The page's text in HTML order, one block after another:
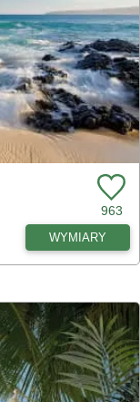
963
WYMIARY